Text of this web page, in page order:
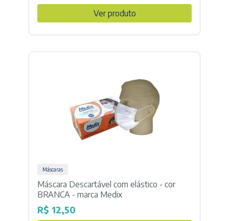
Ver produto
Máscaras
Máscara Descartável com elástico - cor
BRANCA - marca Medix
R$ 12,50